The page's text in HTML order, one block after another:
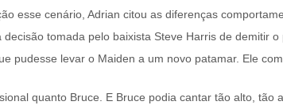
esse cenário, Adrian citou as diferenças
tomada pelo baixista Steve Harris de demitir o
pudesse levar o Maiden a um novo patamar. Ele
quanto Bruce. E Bruce podia cantar tão alto, tão